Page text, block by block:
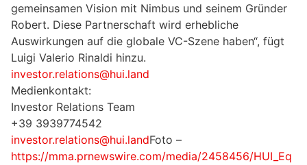
gemeinsamen Vision mit Nimbus und seinem Gründer
Robert. Diese Partnerschaft wird erhebliche
Auswirkungen auf die globale VC-Szene haben“, fügt
Luigi Valerio Rinaldi hinzu.
investor.relations@hui.land
Medienkontakt:
Investor Relations Team
+39 3939774542
investor.relations@hui.landFoto –
https://mma.prnewswire.com/media/2458456/HUI_Eq